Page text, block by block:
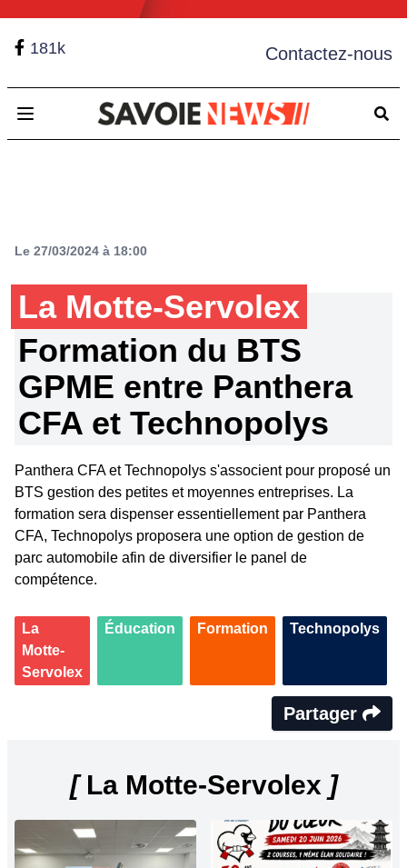
181k Contactez-nous
Open main menu
Le 27/03/2024 à 18:00
La Motte-Servolex
Formation du BTS
GPME entre Panthera
CFA et Technopolys
Panthera CFA et Technopolys s'associent pour proposé un
BTS gestion des petites et moyennes entreprises. La
formation sera dispenser essentiellement par Panthera
CFA, Technopolys proposera une option de gestion de
parc automobile afin de diversifier le panel de
compétence.
La
Motte-
Servolex
Éducation Formation Technopolys
Partager
[La Motte-Servolex ]